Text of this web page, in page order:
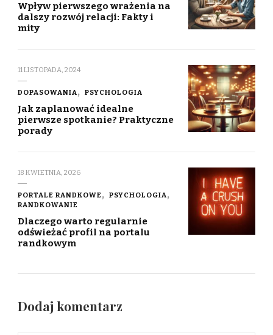
Wpływ pierwszego wrażenia na
dalszy rozwój relacji: Fakty i
mity
11 LISTOPADA, 2024
DOPASOWANIA PSYCHOLOGIA
Jak zaplanować idealne
pierwsze spotkanie? Praktyczne
porady
18 KWIETNIA, 2026
PORTALE RANDKOWE
PSYCHOLOGIA
RANDKOWANIE
Dlaczego warto regularnie
odświeżać profil na portalu
randkowym
Dodaj komentarz